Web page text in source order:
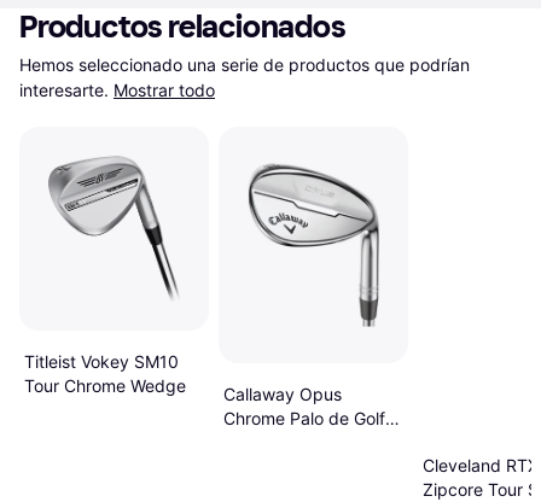
Productos relacionados
Hemos seleccionado una serie de productos que podrían
interesarte. Mostrar todo
Titleist Vokey SM10
Tour Chrome Wedge
Callaway Opus
Chrome Palo de Golf
Cleveland
Zipcore Tour